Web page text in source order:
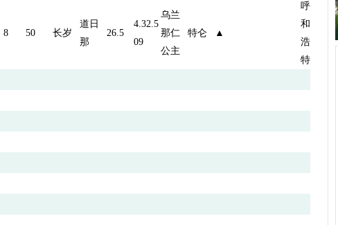
8 50 长岁
道日
那
26.5
4.32.5
09
乌兰
那仁
公主
特仑 ▲
呼
和
浩
特